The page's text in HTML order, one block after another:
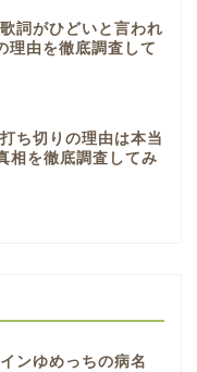
詞がひどいと言われ
理由を徹底調査して
ち切りの理由は本当
相を徹底調査してみ
ンゆめっちの病名